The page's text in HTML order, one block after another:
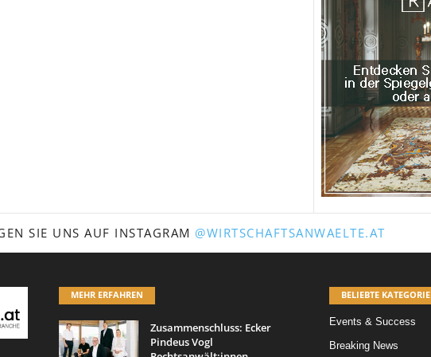
SIE UNS AUF INSTAGRAM @WIRTSCHAFTSANWAELTE.AT
MEHR ERFAHREN
Zusammenschluss: Ecker
Pindeus Vogl
BELIEBTE KATEGORIE
Events & Success
Breaking News